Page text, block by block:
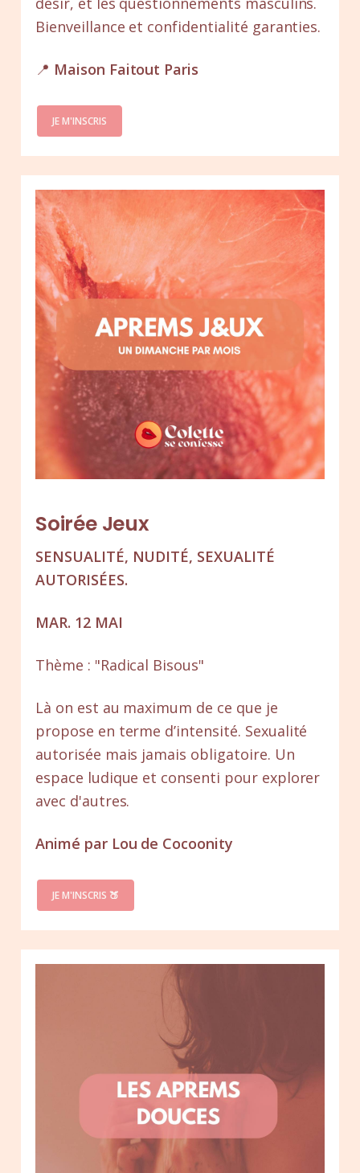
Bienveillance et confidentialité garanties.
📍 Maison Faitout Paris
JE M'INSCRIS
Soirée Jeux
SENSUALITÉ, NUDITÉ, SEXUALITÉ
AUTORISÉES.
MAR. 12 MAI
Thème : "Radical Bisous"
Là on est au maximum de ce que je
propose en terme d’intensité. Sexualité
autorisée mais jamais obligatoire. Un
espace ludique et consenti pour explorer
avec d'autres.
Animé par Lou de Cocoonity
JE M'INSCRIS 🍑